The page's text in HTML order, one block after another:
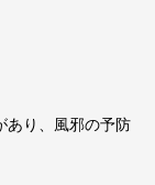
あり、風邪の予防